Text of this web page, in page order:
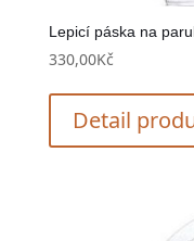
Lepicí páska na
330,00Kč
Detail